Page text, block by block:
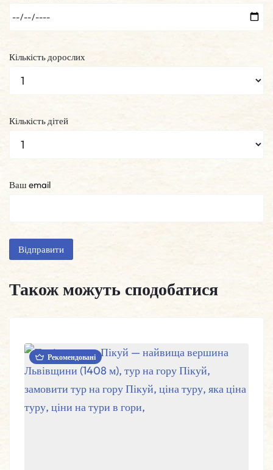
Кількість дорослих
Кількість дітей
Ваш email
Також можуть сподобатися
Рекомендовані